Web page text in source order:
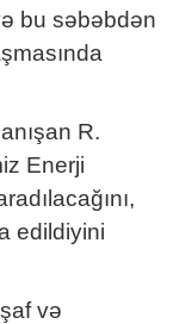
bu səbəbdən
R.
Enerji
edildiyini
və